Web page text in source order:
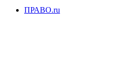
ПРАВО.ru